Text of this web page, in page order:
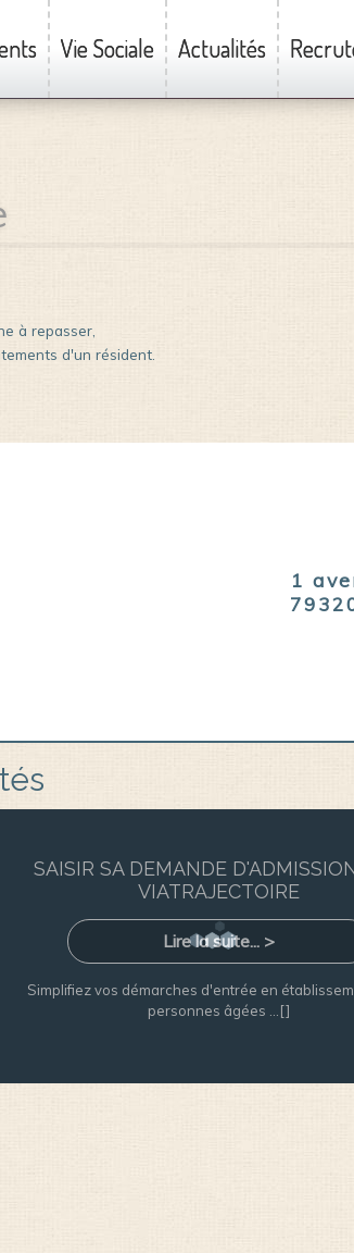
Vie Sociale Actualités
à repasser,
d'un résident.
1
SAISIR SA DEMANDE
VIATRAJECTOIRE
Lire la suite... >
Simplifiez vos démarches d'entrée en
personnes âgées ...[]